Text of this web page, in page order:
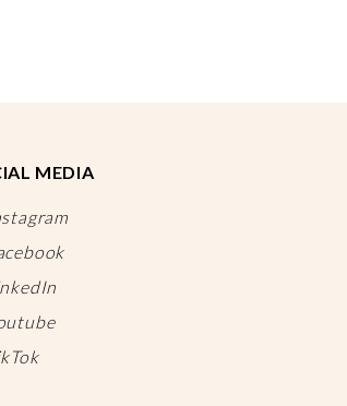
MEDIA